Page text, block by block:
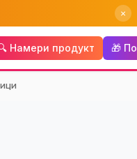
×
Намери продукт 🎁